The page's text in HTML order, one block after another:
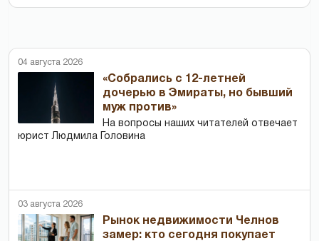
04 августа 2026
«Собрались с 12-летней
дочерью в Эмираты, но бывший
муж против»
На вопросы наших читателей отвечает
юрист Людмила Головина
03 августа 2026
Рынок недвижимости Челнов
замер: кто сегодня покупает